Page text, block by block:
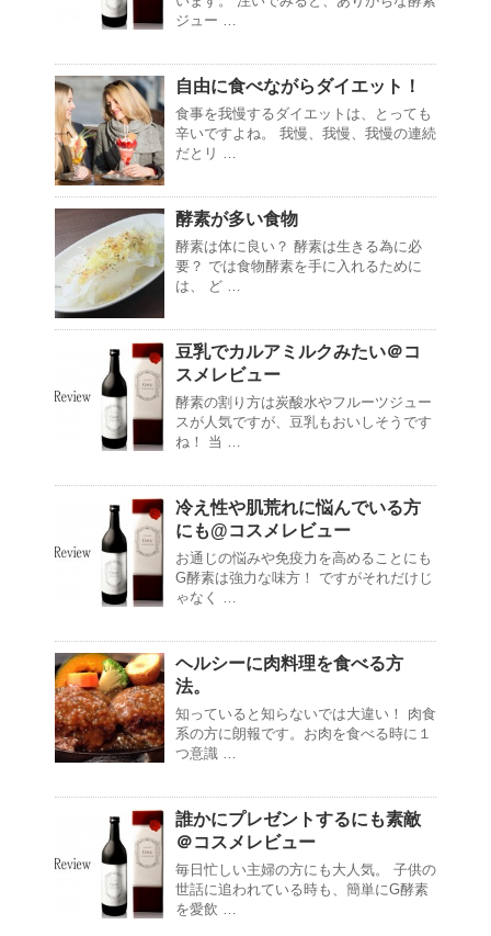
ジュー …
自由に食べながらダイエット！
食事を我慢するダイエットは、とっても
辛いですよね。 我慢、我慢、我慢の連続
だとリ …
酵素が多い食物
酵素は体に良い？ 酵素は生きる為に必
要？ では食物酵素を手に入れるために
は、 ど …
豆乳でカルアミルクみたい＠コ
スメレビュー
酵素の割り方は炭酸水やフルーツジュー
スが人気ですが、豆乳もおいしそうです
ね！ 当 …
冷え性や肌荒れに悩んでいる方
にも@コスメレビュー
お通じの悩みや免疫力を高めることにも
G酵素は強力な味方！ ですがそれだけじ
ゃなく …
ヘルシーに肉料理を食べる方
法。
知っていると知らないでは大違い！ 肉食
系の方に朗報です。お肉を食べる時に１
つ意識 …
誰かにプレゼントするにも素敵
＠コスメレビュー
毎日忙しい主婦の方にも大人気。 子供の
世話に追われている時も、簡単にG酵素
を愛飲 …